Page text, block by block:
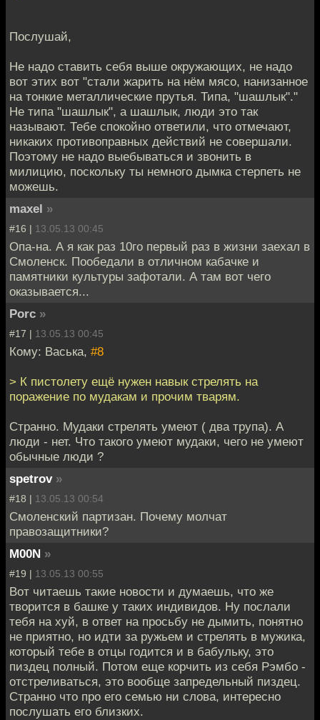
Послушай,
Не надо ставить себя выше окружающих, не надо
вот этих вот "стали жарить на нём мясо, нанизанное
на тонкие металлические прутья. Типа, "шашлык"."
Не типа "шашлык", а шашлык, люди это так
называют. Тебе спокойно ответили, что отмечают,
никаких противоправных действий не совершали.
Поэтому не надо выебываться и звонить в
милицию, поскольку ты немного дымка стерпеть не
можешь.
maxel »
#16 | 13.05.13 00:45
Опа-на. А я как раз 10го первый раз в жизни заехал в
Смоленск. Пообедали в отличном кабачке и
памятники культуры зафотали. А там вот чего
оказывается...
Porc »
#17 | 13.05.13 00:45
Кому: Васька, #8
> К пистолету ещё нужен навык стрелять на
поражение по мудакам и прочим тварям.
Странно. Мудаки стрелять умеют ( два трупа). А
люди - нет. Что такого умеют мудаки, чего не умеют
обычные люди ?
spetrov »
#18 | 13.05.13 00:54
Смоленский партизан. Почему молчат
правозащитники?
M00N »
#19 | 13.05.13 00:55
Вот читаешь такие новости и думаешь, что же
творится в башке у таких индивидов. Ну послали
тебя на хуй, в ответ на просьбу не дымить, понятно
не приятно, но идти за ружьем и стрелять в мужика,
который тебе в отцы годится и в бабульку, это
пиздец полный. Потом еще корчить из себя Рэмбо -
отстреливаться, это вообще запредельный пиздец.
Странно что про его семью ни слова, интересно
послушать его близких.